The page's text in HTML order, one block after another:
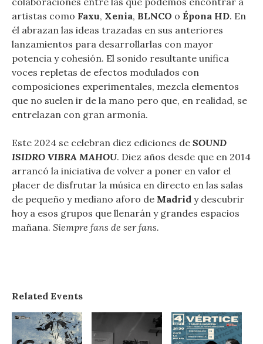
artistas como Faxu, Xenia, BLNCO o Épona HD. En
él abrazan las ideas trazadas en sus anteriores
lanzamientos para desarrollarlas con mayor
potencia y cohesión. El sonido resultante unifica
voces repletas de efectos modulados con
composiciones experimentales, mezcla elementos
que no suelen ir de la mano pero que, en realidad, se
entrelazan con gran armonía.
Este 2024 se celebran diez ediciones de SOUND
ISIDRO VIBRA MAHOU. Diez años desde que en 2014
arrancó la iniciativa de volver a poner en valor el
placer de disfrutar la música en directo en las salas
de pequeño y mediano aforo de Madrid y descubrir
hoy a esos grupos que llenarán y grandes espacios
mañana. Siempre fans de ser fans.
Related Events